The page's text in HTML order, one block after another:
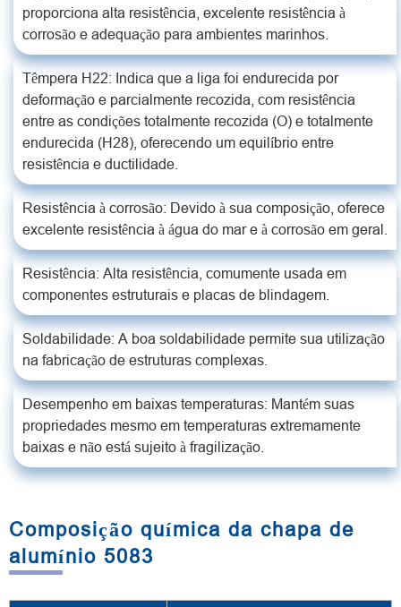
proporciona alta resistência, excelente resistência à
corrosão e adequação para ambientes marinhos.
Têmpera H22: Indica que a liga foi endurecida por
deformação e parcialmente recozida, com resistência
entre as condições totalmente recozida (O) e totalmente
endurecida (H28), oferecendo um equilíbrio entre
resistência e ductilidade.
Resistência à corrosão: Devido à sua composição, oferece
excelente resistência à água do mar e à corrosão em geral.
Resistência: Alta resistência, comumente usada em
componentes estruturais e placas de blindagem.
Soldabilidade: A boa soldabilidade permite sua utilização
na fabricação de estruturas complexas.
Desempenho em baixas temperaturas: Mantém suas
propriedades mesmo em temperaturas extremamente
baixas e não está sujeito à fragilização.
Composição química da chapa de
alumínio 5083